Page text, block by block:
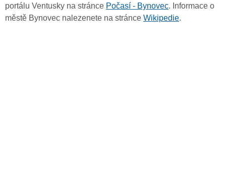
portálu Ventusky na stránce Počasí - Bynovec. Informace o
městě Bynovec nalezenete na stránce Wikipedie.